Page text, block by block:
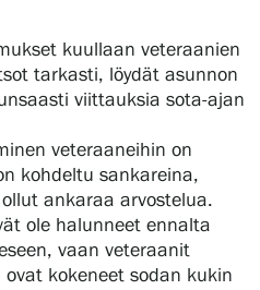
kuullaan veteraanien
tarkasti, löydät asunnon
viittauksia sota-ajan
veteraaneihin on
kohdeltu sankareina,
ankaraa arvostelua.
ole halunneet ennalta
vaan veteraanit
kokeneet sodan kukin